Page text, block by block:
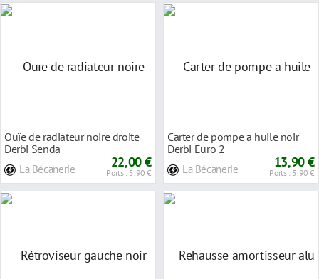
Ouïe de radiateur noire droite
Derbi Senda
La Bécanerie 22,00 €
Ports : 5,90 €
Carter de pompe a huile noir
Derbi Euro 2
La Bécanerie 13,90 €
Ports : 5,90 €